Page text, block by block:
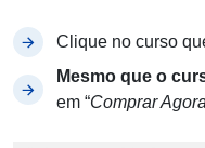
Clique no curso
Mesmo que o
em “Comprar Agora